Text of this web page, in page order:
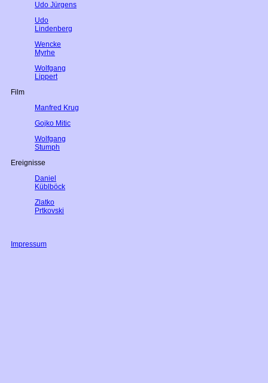
Udo Jürgens
Udo
Lindenberg
Wencke
Myrhe
Wolfgang
Lippert
Film
Manfred Krug
Gojko Mitic
Wolfgang
Stumph
Ereignisse
Daniel
Küblböck
Zlatko
Prtkovski
Impressum